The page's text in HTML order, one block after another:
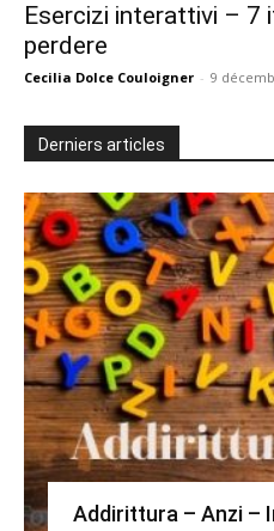
Esercizi interattivi – 7
perdere
Cecilia Dolce Couloigner - 9
Derniers articles
Addirittura – Anzi –